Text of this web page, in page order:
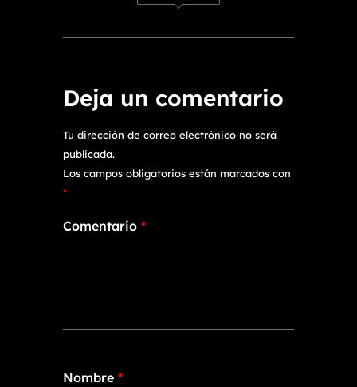
Deja un comentario
Tu dirección de correo electrónico no será
publicada.
Los campos obligatorios están marcados con
*
Comentario *
Nombre *